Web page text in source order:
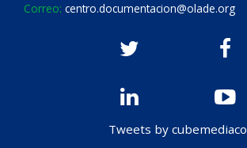
Correo: centro.documentacion@olade.org
Tweets by cubemediaco